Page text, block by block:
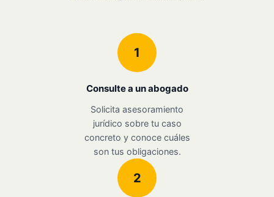
1
Consulte a un abogado
Solicita asesoramiento
jurídico sobre tu caso
concreto y conoce cuáles
son tus obligaciones.
2